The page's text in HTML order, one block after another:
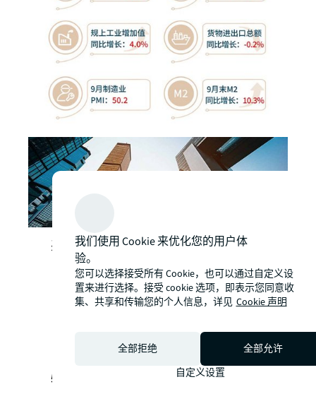
办公楼市场
一线城市贡献主要净吸纳量，金融与专
业服务业仍为主导需求
供应总量维持百万以上，去化速度缓慢
增量需求未见明显复苏，大部分全国主
要城市租金跌幅进一步扩大
物流地产市场
我们使用 Cookie 来优化您的用户体
验。
您可以选择接受所有 Cookie，也可以通过自定义设
置来进行选择。接受 cookie 选项，即表示您同意收
集、共享和传输您的个人信息，详见 Cookie 声明
全部拒绝
全部允许
自定义设置